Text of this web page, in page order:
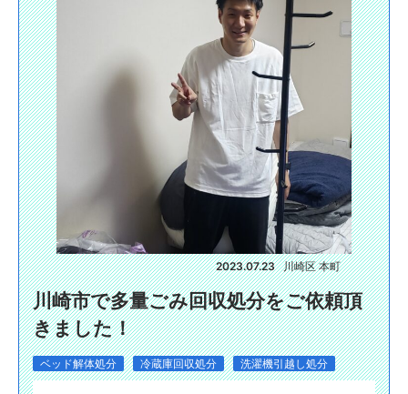
2023.07.23 川崎区 本町
川崎市で多量ごみ回収処分をご依頼頂
きました！
ベッド解体処分 冷蔵庫回収処分 洗濯機引越し処分